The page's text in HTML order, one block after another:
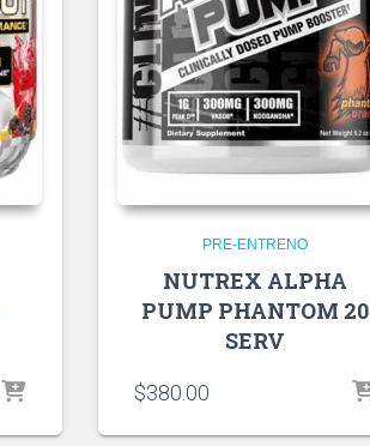
PRE-ENTRENO
NUTREX ALPHA
PUMP PHANTOM 20
SERV
$380.00